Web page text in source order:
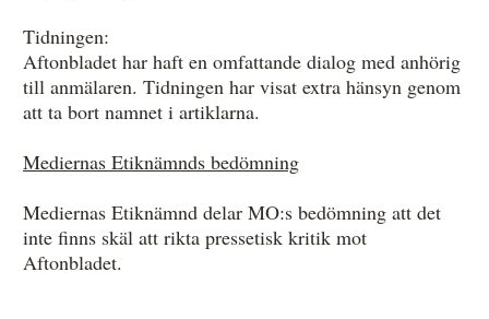
Tidningen:
Aftonbladet har haft en omfattande dialog med anhörig
till anmälaren. Tidningen har visat extra hänsyn genom
att ta bort namnet i artiklarna.
Mediernas Etiknämnds bedömning
Mediernas Etiknämnd delar MO:s bedömning att det
inte finns skäl att rikta pressetisk kritik mot
Aftonbladet.